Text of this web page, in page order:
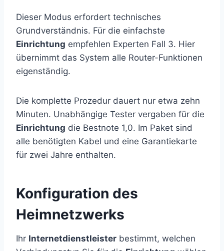
Dieser Modus erfordert technisches
Grundverständnis. Für die einfachste
Einrichtung empfehlen Experten Fall 3. Hier
übernimmt das System alle Router-Funktionen
eigenständig.
Die komplette Prozedur dauert nur etwa zehn
Minuten. Unabhängige Tester vergaben für die
Einrichtung die Bestnote 1,0. Im Paket sind
alle benötigten Kabel und eine Garantiekarte
für zwei Jahre enthalten.
Konfiguration des
Heimnetzwerks
Ihr Internetdienstleister bestimmt, welchen